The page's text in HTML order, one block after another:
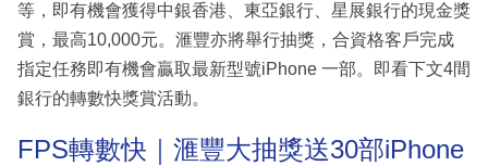
等，即有機會獲得中銀香港、東亞銀行、星展銀行的現金獎
賞，最高10,000元。滙豐亦將舉行抽獎，合資格客戶完成
指定任務即有機會贏取最新型號iPhone 一部。即看下文4間
銀行的轉數快獎賞活動。
FPS轉數快｜滙豐大抽獎送30部iPhone